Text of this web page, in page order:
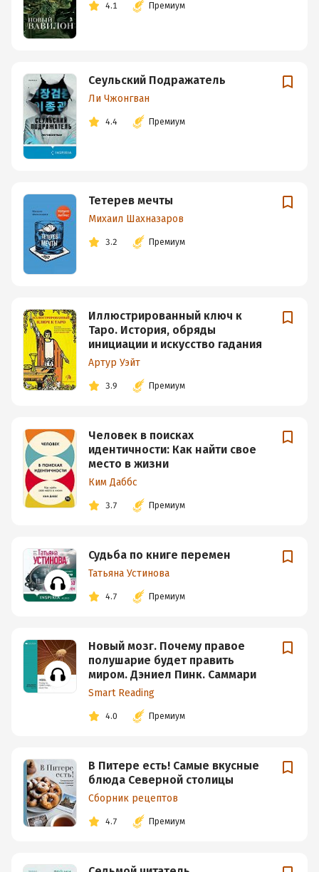
4.1 Премиум
Сеульский Подражатель
Ли Чжонгван
4.4 Премиум
Тетерев мечты
Михаил Шахназаров
3.2 Премиум
Иллюстрированный ключ к
Таро. История, обряды
инициации и искусство гадания
Артур Уэйт
3.9 Премиум
Человек в поисках
идентичности: Как найти свое
место в жизни
Ким Даббс
3.7 Премиум
Судьба по книге перемен
Татьяна Устинова
4.7 Премиум
Новый мозг. Почему правое
полушарие будет править
миром. Дэниел Пинк. Саммари
Smart Reading
4.0 Премиум
В Питере есть! Самые вкусные
блюда Северной столицы
Сборник рецептов
4.7 Премиум